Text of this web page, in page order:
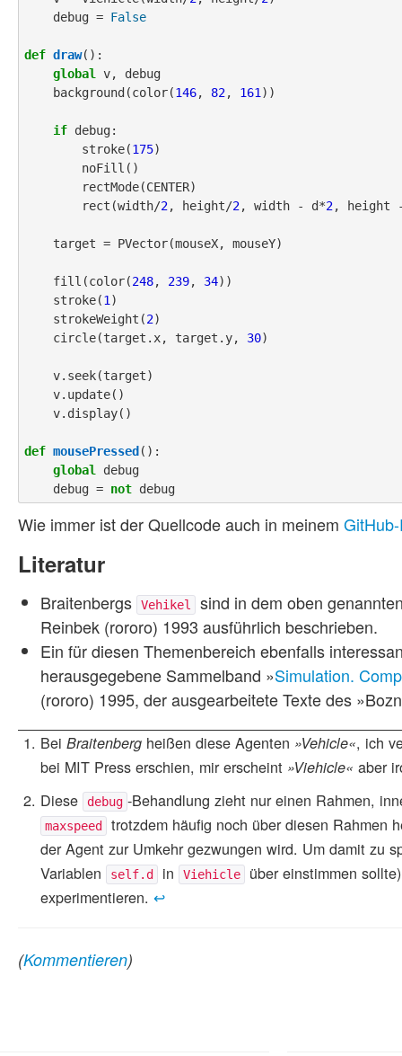
    debug =
False
def draw():
global
v, debug
    background(color(
146, 82, 161 ))
if debug:
        stroke(
175)
        rect(width/
2, height/2, width - d*2, height
    fill(color(
248, 239, 34))
    stroke(
1 )
    strokeWeight(
2)
    circle(target.x, target.y,
30)
def mousePressed ():
global
debug
    debug =
not
Wie immer ist der Quellcode auch in meinem
Literatur
Braitenbergs Vehikel
sind in dem oben
Reinbek (rororo) 1993 ausführlich beschrieben.
Ein für diesen Themenbereich ebenfalls
herausgegebene Sammelband »Simulation.
(rororo) 1995, der ausgearbeitete Texte des
Bei Braitenberg heißen diese Agenten »Vehicle«, ich
bei MIT Press erschien, mir erscheint »Viehicle« aber
Diese
debug -Behandlung zieht nur einen Rahmen,
maxspeed
trotzdem häufig noch über diesen Rahmen
der Agent zur Umkehr gezwungen wird. Um damit zu
Variablen
self.d in Viehicle
über einstimmen
experimentieren. ↩
(Kommentieren)